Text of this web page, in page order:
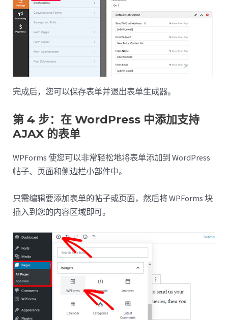
完成后，您可以保存表单并退出表单生成器。
第 4 步：在 WordPress 中添加支持
AJAX 的表单
WPForms 使您可以非常轻松地将表单添加到 WordPress
帖子、页面和侧边栏小部件中。
只需编辑要添加表单的帖子或页面，然后将 WPForms 块
插入到您的内容区域即可。